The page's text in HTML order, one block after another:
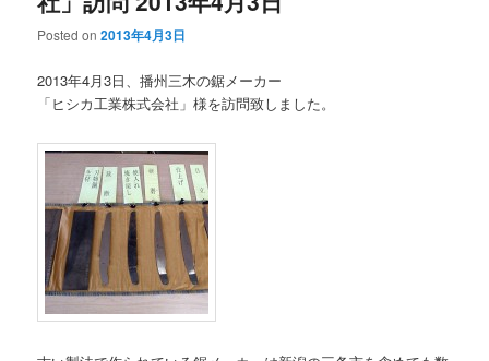
Posted on2013年4月3日
2013年4月3日、播州三木の鋸メーカー
「ヒシカ工業株式会社」様を訪問致しました。